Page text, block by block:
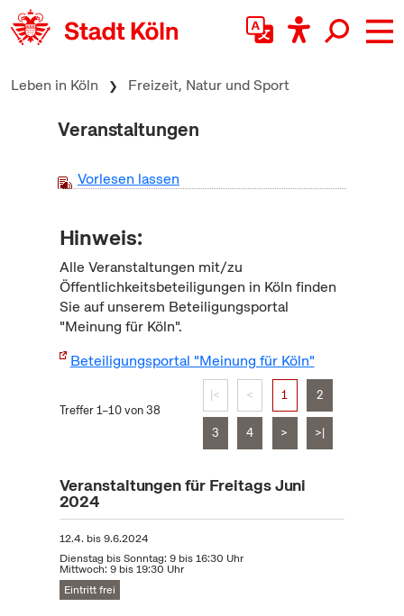
zum Inhalt springen
Leben in Köln Freizeit, Natur und Sport
Veranstaltungen
Vorlesen lassen
Hinweis:
Alle Veranstaltungen mit/zu
Öffentlichkeitsbeteiligungen in Köln finden
Sie auf unserem Beteiligungsportal
"Meinung für Köln".
Beteiligungsportal "Meinung für Köln"
Treffer 1–10 von 38
|< < 1 2
3 4 > >|
Veranstaltungen für Freitags Juni
2024
12.4. bis9.6.2024
Dienstag bis Sonntag: 9 bis 16:30 Uhr
Mittwoch: 9 bis 19:30 Uhr
Eintritt frei